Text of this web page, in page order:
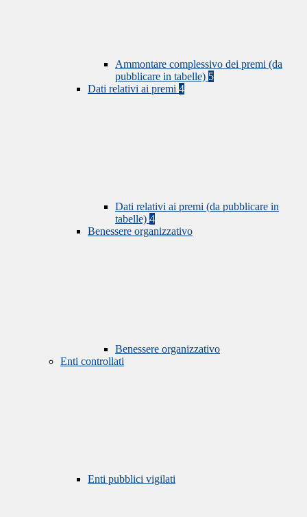
Ammontare complessivo dei premi (da
pubblicare in tabelle) 5
Dati relativi ai premi 4
Dati relativi ai premi (da pubblicare in
tabelle) 4
Benessere organizzativo
Benessere organizzativo
Enti controllati
Enti pubblici vigilati